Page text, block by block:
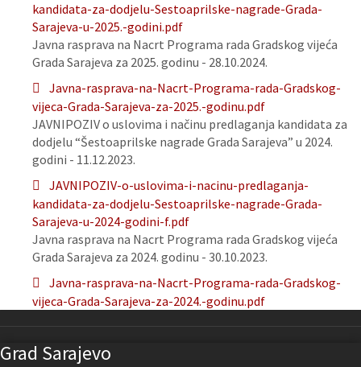
kandidata-za-dodjelu-Sestoaprilske-nagrade-Grada-
Sarajeva-u-2025.-godini.pdf
Javna rasprava na Nacrt Programa rada Gradskog vijeća
Grada Sarajeva za 2025. godinu - 28.10.2024.
Javna-rasprava-na-Nacrt-Programa-rada-Gradskog-
vijeca-Grada-Sarajeva-za-2025.-godinu.pdf
JAVNIPOZIV o uslovima i načinu predlaganja kandidata za
dodjelu “Šestoaprilske nagrade Grada Sarajeva” u 2024.
godini - 11.12.2023.
JAVNIPOZIV-o-uslovima-i-nacinu-predlaganja-
kandidata-za-dodjelu-Sestoaprilske-nagrade-Grada-
Sarajeva-u-2024-godini-f.pdf
Javna rasprava na Nacrt Programa rada Gradskog vijeća
Grada Sarajeva za 2024. godinu - 30.10.2023.
Javna-rasprava-na-Nacrt-Programa-rada-Gradskog-
vijeca-Grada-Sarajeva-za-2024.-godinu.pdf
Grad Sarajevo